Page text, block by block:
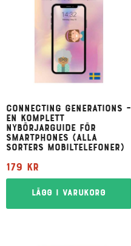
Connecting Generations –
en komplett
nybörjarguide för
smartphones (alla
sorters mobiltelefoner)
179 kr
Lägg i varukorg